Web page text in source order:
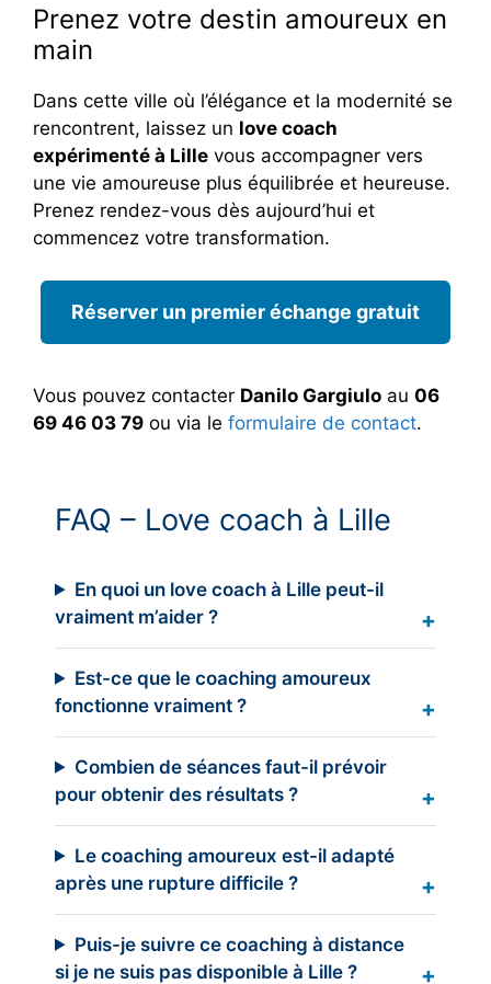
Prenez votre destin amoureux en
main
Dans cette ville où l’élégance et la modernité se
rencontrent, laissez un love coach
expérimenté à Lille vous accompagner vers
une vie amoureuse plus équilibrée et heureuse.
Prenez rendez-vous dès aujourd’hui et
commencez votre transformation.
Réserver un premier échange gratuit
Vous pouvez contacter Danilo Gargiulo au 06
69 46 03 79 ou via le formulaire de contact.
FAQ – Love coach à Lille
En quoi un love coach à Lille peut-il
vraiment m’aider ?
Est-ce que le coaching amoureux
fonctionne vraiment ?
Combien de séances faut-il prévoir
pour obtenir des résultats ?
Le coaching amoureux est-il adapté
après une rupture difficile ?
Puis-je suivre ce coaching à distance
si je ne suis pas disponible à Lille ?